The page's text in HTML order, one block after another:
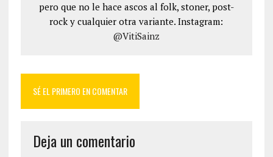
pero que no le hace ascos al folk, stoner, post-
rock y cualquier otra variante. Instagram:
@VitiSainz
SÉ EL PRIMERO EN COMENTAR
Deja un comentario